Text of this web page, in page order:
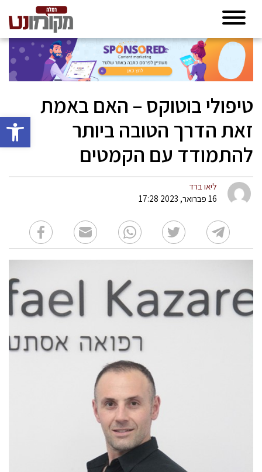
פתח
טיפולי בוטוקס – האם באמת
זאת הדרך הטובה ביותר
להתמודד עם הקמטים
ליאו ברד
16 פברואר, 2023 17:28